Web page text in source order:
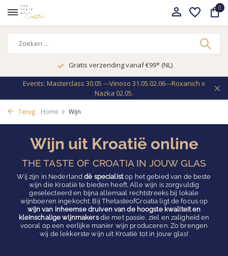
0
Gratis verzending vanaf €99* (NL)
Events: Masterclass 30.05 ---Vinoso 31.05.02.06---Roxanich x
Nazka 02.05.
Terug Home Wijn
Wijn uit Kroatië online
THE TASTE OF CROATIA IN JOUW GLAS
Wij zijn in Nederlanddè specialistop het gebied van de beste
wijn die Kroatië te bieden heeft. Alle wijn is zorgvuldig
geselecteerd en bijna allemaal rechtstreeks bij lokale
wijnboeren ingekocht. Bij ThetasteofCroatia ligt de focus op
wijn van inheemse druiven van de hoogste kwaliteit en
kleinschalige wijnmakersdie met passie, ziel en zaligheid en
vooral op een eerlijke manier wijn produceren. Zo brengen
wij de lekkerste wijn uit Kroatië tot in jouw glas!